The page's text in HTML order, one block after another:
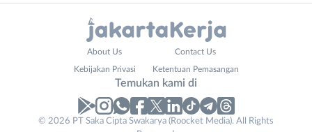
About Us Contact Us
Kebijakan Privasi Ketentuan Pemasangan
Temukan kami di
© 2026 PT Saka Cipta Swakarya (Roocket Media). All Rights